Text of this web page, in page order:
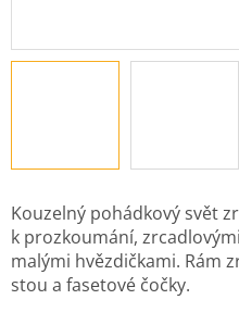
Kouzelný pohádkový svět
k prozkoumání,
malými hvězdičkami. Rám
stou a fasetové čočky.